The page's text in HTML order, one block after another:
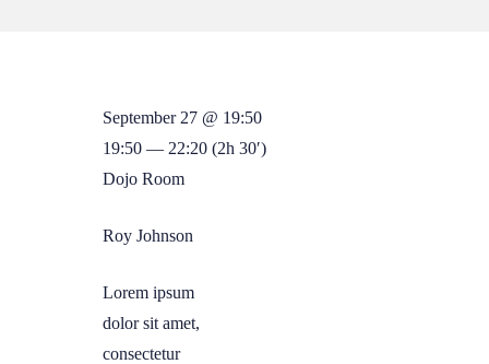
Lorem ipsum
dolor sit amet,
consectetur
September 27 @ 19:50
19:50 — 22:20 (2h 30′)
Dojo Room
Roy Johnson